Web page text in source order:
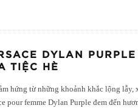
DYLAN
TIỆC HÈ
hứng từ những khoảnh khắc lộng
pour femme Dylan Purple đem đến